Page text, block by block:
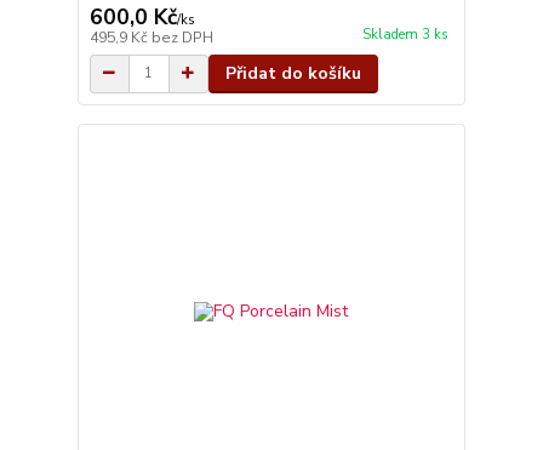
600,0 Kč/ks
495,9 Kč bez DPH Skladem 3 ks
Přidat do košíku